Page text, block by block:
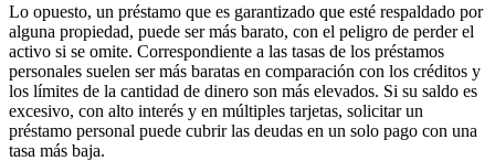
Lo opuesto, un préstamo que es garantizado que esté respaldado por
alguna propiedad, puede ser más barato, con el peligro de perder el
activo si se omite. Correspondiente a las tasas de los préstamos
personales suelen ser más baratas en comparación con los créditos y
los límites de la cantidad de dinero son más elevados. Si su saldo es
excesivo, con alto interés y en múltiples tarjetas, solicitar un
préstamo personal puede cubrir las deudas en un solo pago con una
tasa más baja.